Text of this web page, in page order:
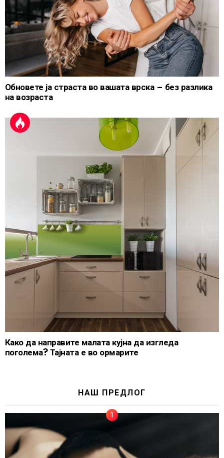
Обновете ја страста во вашата врска – без разлика
на возраста
Како да направите малата кујна да изгледа
поголема? Тајната е во ормарите
НАШ ПРЕДЛОГ